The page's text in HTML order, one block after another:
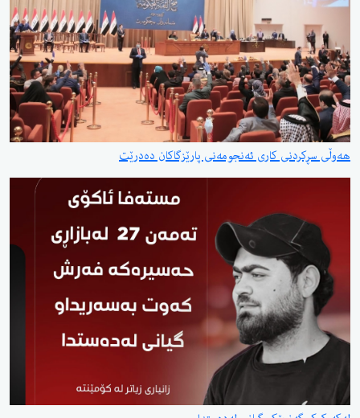
هەوڵی سڕکردنی کاری ئەنجومەنی پارێزگاکان دەدرێت